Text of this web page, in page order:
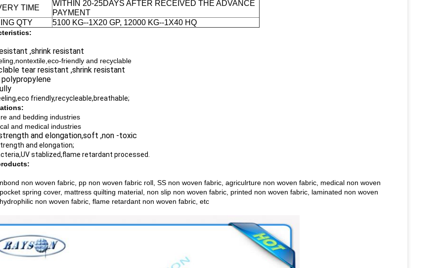
TIME
WITHIN 20-25DAYS AFTER RECEIVED THE ADVANCE
PAYMENT
QTY
5100 KG--1X20 GP, 12000 KG--1X40 HQ
,shrink resistant
friendly and recyclable
tear resistant ,shrink resistant
friendly,recycleable,breathable;
and bedding industries
and medical industries
and elongation,soft ,non -toxic
and elongation;
stablized,flame retardant processed.
non woven fabric, pp non woven fabric roll, SS non woven fabric, agriculrture non woven fabric, medical non woven
spring cover, mattress quilting material, non slip non woven fabric, printed non woven fabric, laminated non woven
non woven fabric, flame retardant non woven fabric, etc